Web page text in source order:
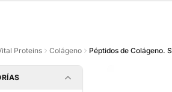
Proteins Colágeno Péptidos de Colágeno.